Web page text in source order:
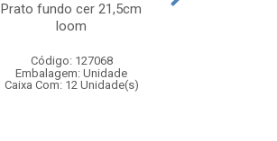
Prato fundo cer 21,5cm
loom
Código: 127068
Embalagem: Unidade
Caixa Com: 12 Unidade(s)